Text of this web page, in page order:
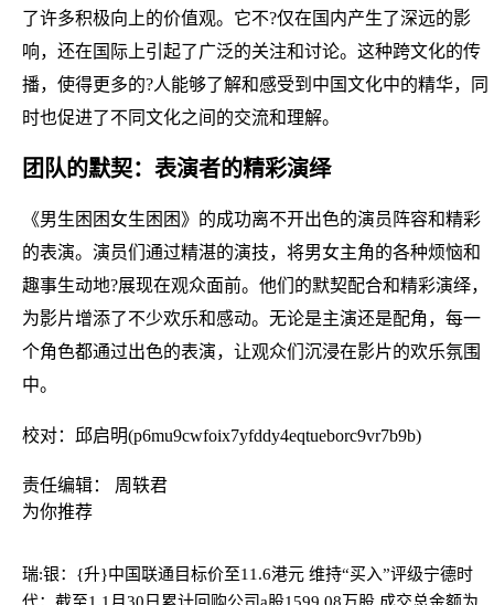
了许多积极向上的价值观。它不?仅在国内产生了深远的影
响，还在国际上引起了广泛的关注和讨论。这种跨文化的传
播，使得更多的?人能够了解和感受到中国文化中的精华，同
时也促进了不同文化之间的交流和理解。
团队的默契：表演者的精彩演绎
《男生困困女生困困》的成功离不开出色的演员阵容和精彩
的表演。演员们通过精湛的演技，将男女主角的各种烦恼和
趣事生动地?展现在观众面前。他们的默契配合和精彩演绎，
为影片增添了不少欢乐和感动。无论是主演还是配角，每一
个角色都通过出色的表演，让观众们沉浸在影片的欢乐氛围
中。
校对：邱启明(p6mu9cwfoix7yfddy4eqtueborc9vr7b9b)
责任编辑： 周轶君
为你推荐
瑞:银：{升}中国联通目标价至11.6港元 维持“买入”评级宁德时
代：截至1.1月30日累计回购公司a股1599.08万股 成交总金额为